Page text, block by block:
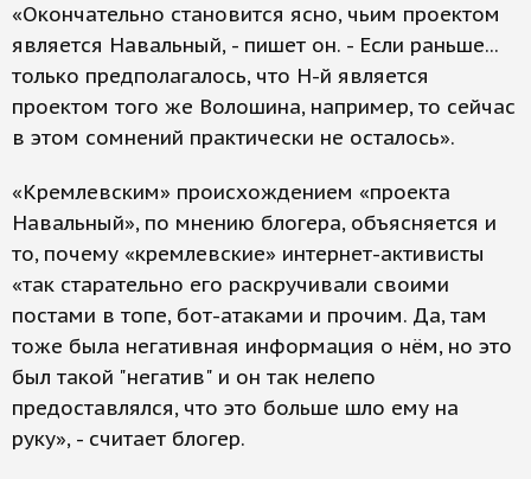
«Окончательно становится ясно, чьим проектом
является Навальный, - пишет он. - Если раньше...
только предполагалось, что Н-й является
проектом того же Волошина, например, то сейчас
в этом сомнений практически не осталось».
«Кремлевским» происхождением «проекта
Навальный», по мнению блогера, объясняется и
то, почему «кремлевские» интернет-активисты
«так старательно его раскручивали своими
постами в топе, бот-атаками и прочим. Да, там
тоже была негативная информация о нём, но это
был такой "негатив" и он так нелепо
предоставлялся, что это больше шло ему на
руку», - считает блогер.